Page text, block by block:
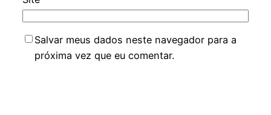
Salvar meus dados neste navegador para a
próxima vez que eu comentar.